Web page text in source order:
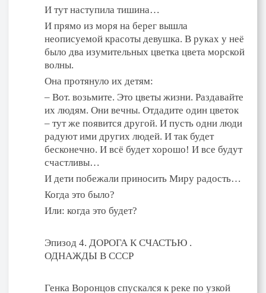
И тут наступила тишина…
И прямо из моря на берег вышла
неописуемой красоты девушка. В руках у неё
было два изумительных цветка цвета морской
волны.
Она протянуло их детям:
– Вот. возьмите. Это цветы жизни. Раздавайте
их людям. Они вечны. Отдадите один цветок
– тут же появится другой. И пусть одни люди
радуют ими других людей. И так будет
бесконечно. И всё будет хорошо! И все будут
счастливы…
И дети побежали приносить Миру радость…
Когда это было?
Или: когда это будет?
Эпизод 4. ДОРОГА К СЧАСТЬЮ .
ОДНАЖДЫ В СССР
Генка Воронцов спускался к реке по узкой